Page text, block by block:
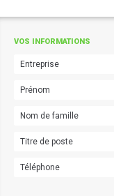
VOS INFORMATIONS